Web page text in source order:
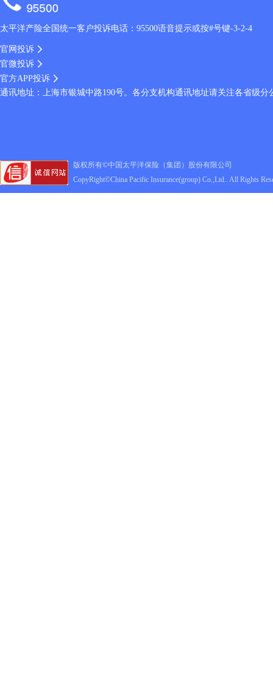
太平洋产险全国统一客户投诉电话：95500语音提示或按#号键-3-2-4
官网投诉
官微投诉
官方APP投诉
通讯地址：上海市银城中路190号。各分支机构通讯地址请关注各省级
版权所有©中国太平洋保险（集团）股份有限公司
CopyRight©China Pacific Insurance(group) Co.,Ltd.. All Rights